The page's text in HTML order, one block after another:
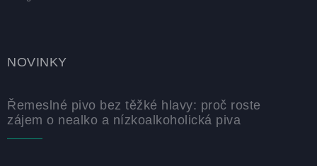
NOVINKY
Řemeslné pivo bez těžké hlavy: proč roste
zájem o nealko a nízkoalkoholická piva